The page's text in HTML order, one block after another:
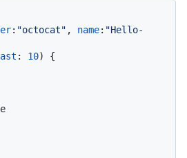
: "octocat" , name: "Hello-
: 10)
{